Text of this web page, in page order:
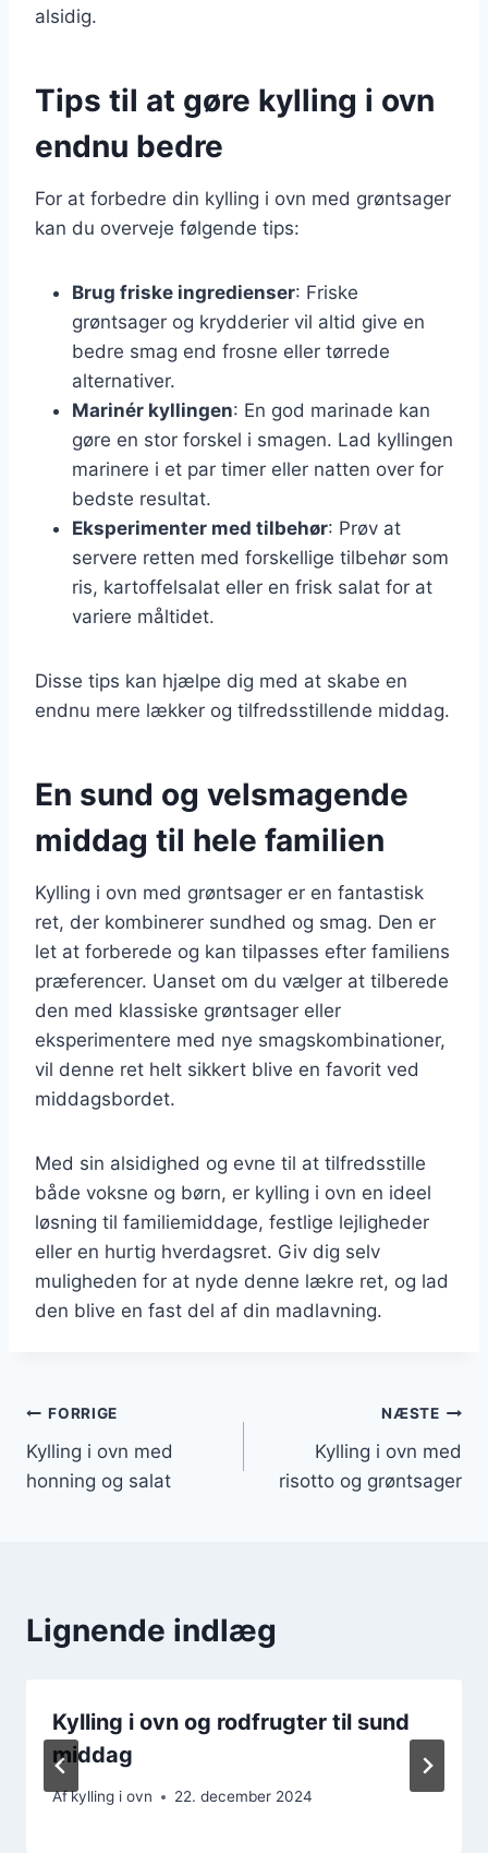
alsidig.
Tips til at gøre kylling i ovn
endnu bedre
For at forbedre din kylling i ovn med grøntsager
kan du overveje følgende tips:
Brug friske ingredienser: Friske
grøntsager og krydderier vil altid give en
bedre smag end frosne eller tørrede
alternativer.
Marinér kyllingen: En god marinade kan
gøre en stor forskel i smagen. Lad kyllingen
marinere i et par timer eller natten over for
bedste resultat.
Eksperimenter med tilbehør: Prøv at
servere retten med forskellige tilbehør som
ris, kartoffelsalat eller en frisk salat for at
variere måltidet.
Disse tips kan hjælpe dig med at skabe en
endnu mere lækker og tilfredsstillende middag.
En sund og velsmagende
middag til hele familien
Kylling i ovn med grøntsager er en fantastisk
ret, der kombinerer sundhed og smag. Den er
let at forberede og kan tilpasses efter familiens
præferencer. Uanset om du vælger at tilberede
den med klassiske grøntsager eller
eksperimentere med nye smagskombinationer,
vil denne ret helt sikkert blive en favorit ved
middagsbordet.
Med sin alsidighed og evne til at tilfredsstille
både voksne og børn, er kylling i ovn en ideel
løsning til familiemiddage, festlige lejligheder
eller en hurtig hverdagsret. Giv dig selv
muligheden for at nyde denne lækre ret, og lad
den blive en fast del af din madlavning.
Indlægsnavigation
FORRIGE
Kylling i ovn med
honning og salat
NÆSTE
Kylling i ovn med
risotto og grøntsager
Lignende indlæg
Kylling i ovn og rodfrugter til sund
middag
Afkylling i ovn 22. december 2024